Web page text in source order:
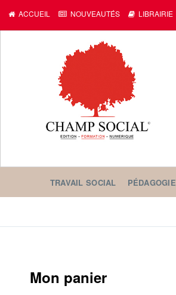
ACCUEIL NOUVEAUTÉS LIBRAIRIE
TRAVAIL SOCIAL PÉDAGOGIE
Mon panier